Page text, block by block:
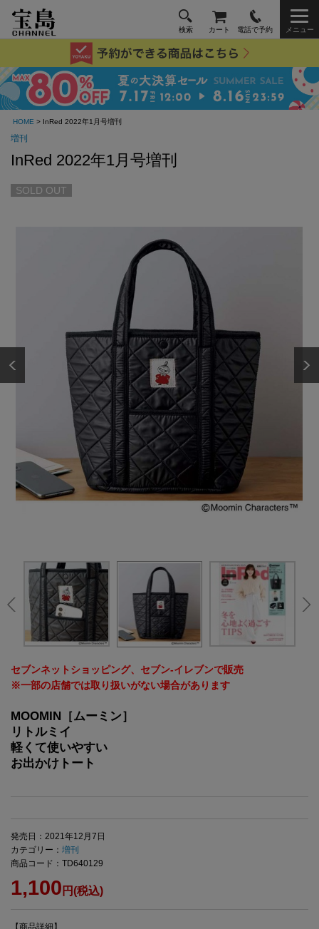
検索 カート 電話で予約 メニュー
HOME > InRed 2022年1月号増刊
増刊
InRed 2022年1月号増刊
SOLD OUT
セブンネットショッピング、セブン‐イレブンで販売
※一部の店舗では取り扱いがない場合があります
MOOMIN［ムーミン］
リトルミイ
軽くて使いやすい
お出かけトート
発売日：2021年12月7日
カテゴリー： 増刊
商品コード：TD640129
1,100 円(税込)
【商品詳細】